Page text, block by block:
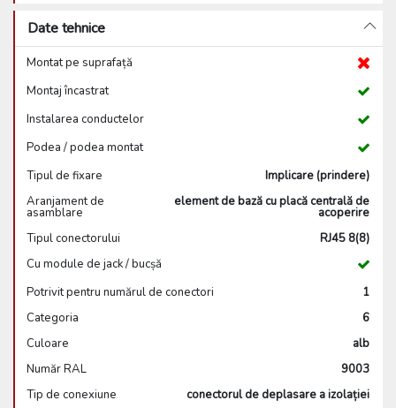
Date tehnice
Montat pe suprafață
Montaj încastrat
Instalarea conductelor
Podea / podea montat
Tipul de fixare
Implicare (prindere)
Aranjament de
asamblare
element de bază cu placă centrală de
acoperire
Tipul conectorului
RJ45 8(8)
Cu module de jack / bucșă
Potrivit pentru numărul de conectori
1
Categoria
6
Culoare
alb
Număr RAL
9003
Tip de conexiune
conectorul de deplasare a izolației